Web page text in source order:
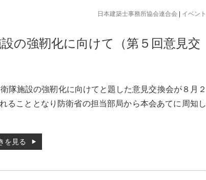
日本建築士事務所協会連合会 イベント
の強靭化に向けて（第５回意見交
隊施設の強靭化に向けてと題した意見交換会が８月２
ることとなり防衛省の担当部局から本会あてに周知し
を見る